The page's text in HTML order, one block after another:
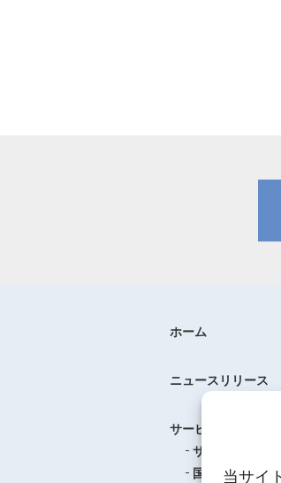
当サイ
ホーム
ニュースリリース
サービス
サービスのご案
国際航空貨物